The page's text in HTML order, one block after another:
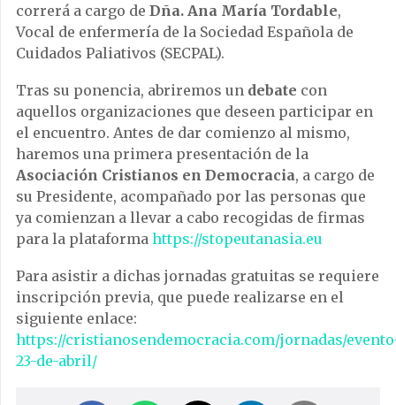
correrá a cargo de Dña. Ana María Tordable,
Vocal de enfermería de la Sociedad Española de
Cuidados Paliativos (SECPAL).
Tras su ponencia, abriremos un debate con
aquellos organizaciones que deseen participar en
el encuentro. Antes de dar comienzo al mismo,
haremos una primera presentación de la
Asociación Cristianos en Democracia, a cargo de
su Presidente, acompañado por las personas que
ya comienzan a llevar a cabo recogidas de firmas
para la plataforma https://stopeutanasia.eu
Para asistir a dichas jornadas gratuitas se requiere
inscripción previa, que puede realizarse en el
siguiente enlace:
https://cristianosendemocracia.com/jornadas/
23-de-abril/